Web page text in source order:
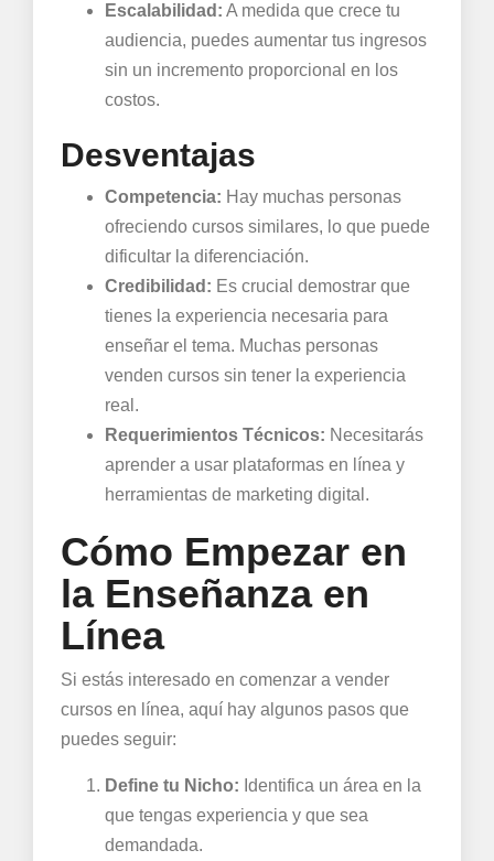
Escalabilidad: A medida que crece tu
audiencia, puedes aumentar tus ingresos
sin un incremento proporcional en los
costos.
Desventajas
Competencia: Hay muchas personas
ofreciendo cursos similares, lo que puede
dificultar la diferenciación.
Credibilidad: Es crucial demostrar que
tienes la experiencia necesaria para
enseñar el tema. Muchas personas
venden cursos sin tener la experiencia
real.
Requerimientos Técnicos: Necesitarás
aprender a usar plataformas en línea y
herramientas de marketing digital.
Cómo Empezar en
la Enseñanza en
Línea
Si estás interesado en comenzar a vender
cursos en línea, aquí hay algunos pasos que
puedes seguir:
Define tu Nicho: Identifica un área en la
que tengas experiencia y que sea
demandada.